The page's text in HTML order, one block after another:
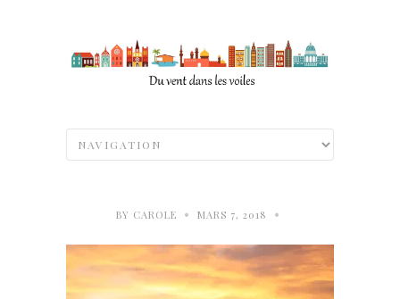
BY CAROLE • MARS 7, 2018 •